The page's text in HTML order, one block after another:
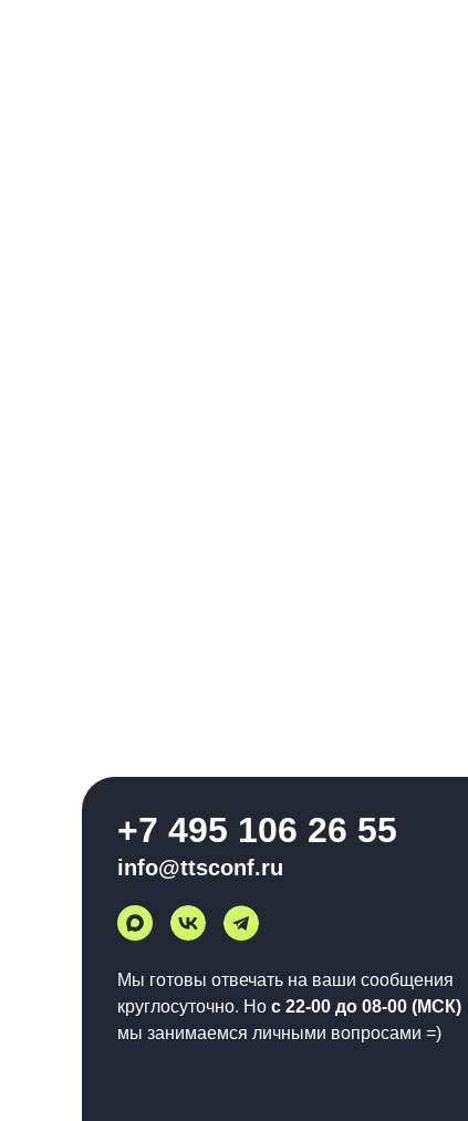
+7 495 106 26 55
info@ttsconf.ru
Мы готовы отвечать на ваши сообщения
круглосуточно. Но с 22-00 до 08-00 (МСК)
мы занимаемся личными вопросами =)